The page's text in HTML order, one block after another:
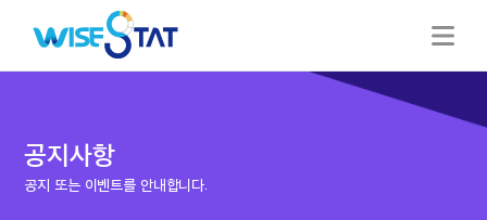
공지사항
공지 또는 이벤트를 안내합니다.